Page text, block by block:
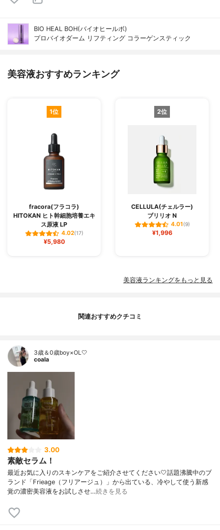
BIO HEAL BOH(バイオヒールボ)
プロバイオダーム リフティング コラーゲンスティック
美容液おすすめランキング
1位
fracora(フラコラ)
HITOKAN ヒト幹細胞培養エキ
ス原液 LP
4.02(17)
¥5,980
2位
CELLULA(チェルラー)
ブリリオ N
4.01(9)
¥1,996
美容液ランキングをもっと見る
関連おすすめクチコミ
3歳＆0歳boy×OL🤍
coala
3.00
素敵セラム！
最近お気に入りのスキンケアをご紹介させてください🤍話題沸騰中のブ
ランド「Frieage（フリアージュ）」から出ている、冷やして使う新感
覚の濃密美容液をお試しさせ…続きを見る